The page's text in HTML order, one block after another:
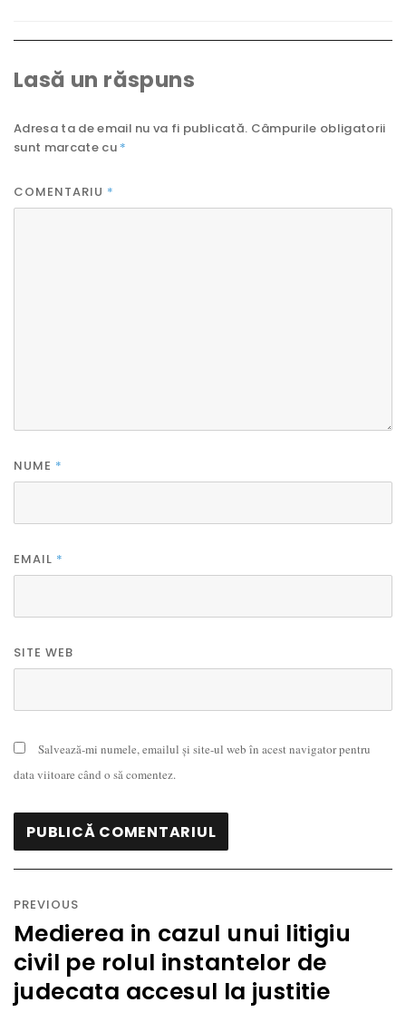
Lasă un răspuns
Adresa ta de email nu va fi publicată. Câmpurile obligatorii
sunt marcate cu *
COMENTARIU *
NUME *
EMAIL *
SITE WEB
Salvează-mi numele, emailul și site-ul web în acest navigator pentru
data viitoare când o să comentez.
în
articole
PREVIOUS
Previous
post:
Medierea in cazul unui litigiu
civil pe rolul instantelor de
judecata accesul la justitie